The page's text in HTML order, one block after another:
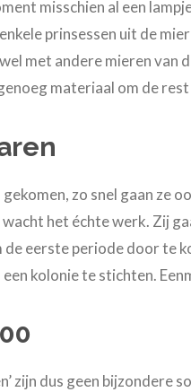
misschien al een
prinsessen uit de
met andere mieren
materiaal om de
gekomen, zo snel gaan ze
het échte werk. Zij
eerste periode door te
kolonie te stichten.
zijn dus geen bijzondere